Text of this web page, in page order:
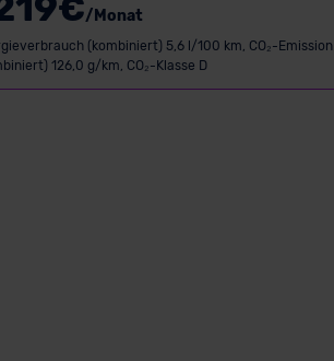
€/Monat
(kombiniert) 5,6 l/100 km, CO₂-Emission
126,0 g/km, CO₂-Klasse D